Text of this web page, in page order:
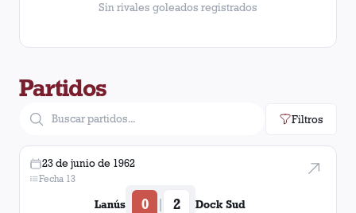
Sin rivales goleados registrados
Partidos
Filtros
23 de junio de 1962
Fecha 13
Lanús 0 | 2 Dock Sud